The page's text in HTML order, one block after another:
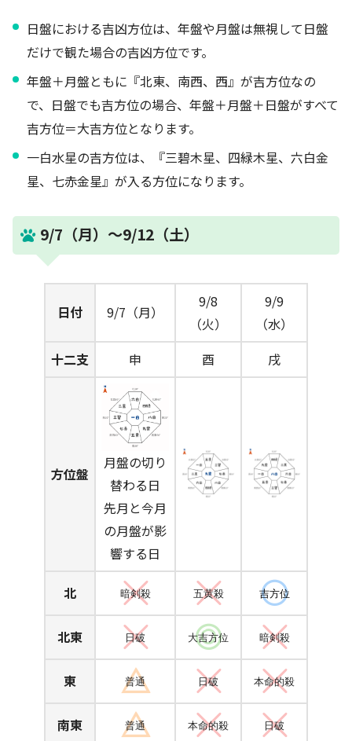
日盤における吉凶方位は、年盤や月盤は無視して日盤
だけで観た場合の吉凶方位です。
年盤＋月盤ともに『北東、南西、西』が吉方位なの
で、日盤でも吉方位の場合、年盤＋月盤＋日盤がすべて
吉方位＝大吉方位となります。
一白水星の吉方位は、『三碧木星、四緑木星、六白金
星、七赤金星』が入る方位になります。
9/7（月）～9/12（土）
日付 9/7（月）
9/8
（火）
9/9
（水）
十二支
申 酉 戌
方位盤
月盤の切り
替わる日
先月と今月
の月盤が影
響する日
北 暗剣殺 五黄殺 吉方位
北東 日破 大吉方位 暗剣殺
東 普通 日破 本命的殺
南東 普通 本命的殺 日破